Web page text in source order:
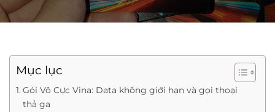
Mục lục
Gói Vô Cực Vina: Data không giới hạn và gọi thoại
thả ga